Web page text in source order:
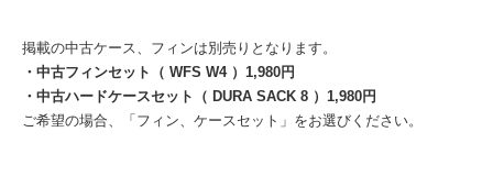
掲載の中古ケース、フィンは別売りとなります。
・中古フィンセット（ WFS W4 ）1,980円
・中古ハードケースセット（ DURA SACK 8 ）1,980円
ご希望の場合、「フィン、ケースセット」をお選びください。